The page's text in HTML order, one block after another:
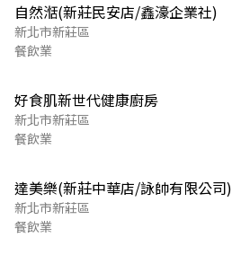
自然湉(新莊民安店/鑫濠企業社)
新北市新莊區
餐飲業
好食肌新世代健康廚房
新北市新莊區
餐飲業
達美樂(新莊中華店/詠帥有限公司)
新北市新莊區
餐飲業